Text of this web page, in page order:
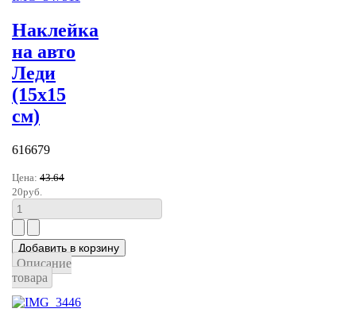
Наклейка
на авто
Леди
(15х15
см)
616679
Цена: 43.64
20руб.
Описание
товара